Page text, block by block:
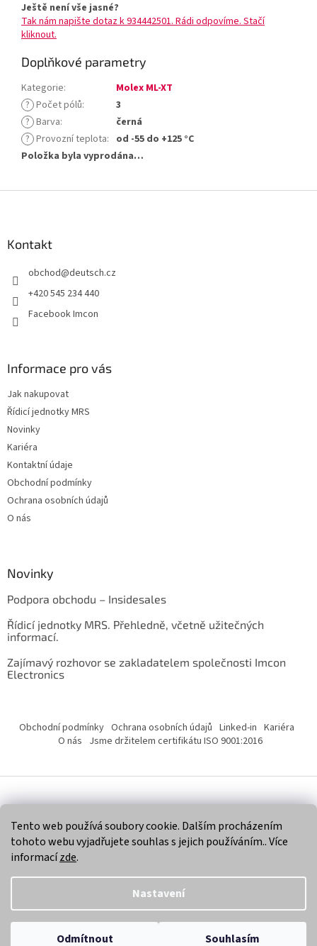
Tento web používá soubory cookie. Dalším procházením
tohoto webu vyjadřujete souhlas s jejich používáním.. Více
informacízde.
Nastavení
Odmítnout Souhlasím
Ještě není vše jasné?
Tak nám napište dotaz k 934442501. Rádi odpovíme. Stačí
kliknout.
Doplňkové parametry
Kategorie:
Molex ML-XT
? Počet pólů:
3
? Barva:
černá
? Provozní teplota: od -55 do +125 °C
Položka byla vyprodána…
Kontakt
obchod@deutsch.cz
+420 545 234 440
Facebook Imcon
Informace pro vás
Jak nakupovat
Řídicí jednotky MRS
Novinky
Kariéra
Kontaktní údaje
Obchodní podmínky
Ochrana osobních údajů
O nás
Novinky
Podpora obchodu – Insidesales
Řídicí jednotky MRS. Přehledně, včetně užitečných
informací.
Zajímavý rozhovor se zakladatelem společnosti Imcon
Electronics
Obchodní podmínky Ochrana osobních údajů Linked-in Kariéra
O nás Jsme držitelem certifikátu ISO 9001:2016
Copyright 2026